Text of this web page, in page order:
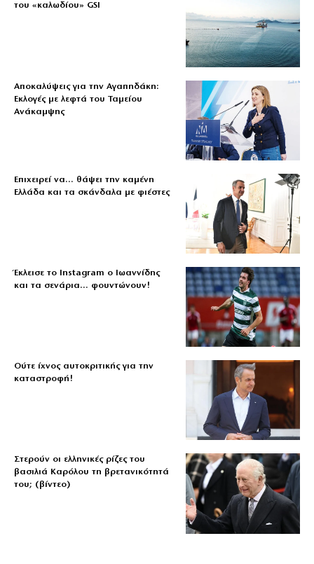
του «καλωδίου» GSI
Αποκαλύψεις για την Αγαπηδάκη:
Εκλογές με λεφτά του Ταμείου
Ανάκαμψης
Επιχειρεί να… θάψει την καμένη
Ελλάδα και τα σκάνδαλα με φιέστες
Έκλεισε το Instagram ο Ιωαννίδης
και τα σενάρια… φουντώνουν!
Ούτε ίχνος αυτοκριτικής για την
καταστροφή!
Στερούν οι ελληνικές ρίζες του
βασιλιά Καρόλου τη βρετανικότητά
του; (βίντεο)